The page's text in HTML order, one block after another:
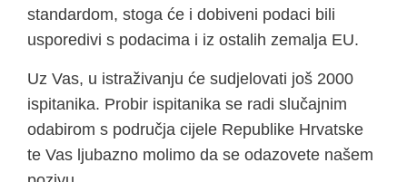
standardom, stoga će i dobiveni podaci bili
usporedivi s podacima i iz ostalih zemalja EU.
Uz Vas, u istraživanju će sudjelovati još 2000
ispitanika. Probir ispitanika se radi slučajnim
odabirom s područja cijele Republike Hrvatske
te Vas ljubazno molimo da se odazovete našem